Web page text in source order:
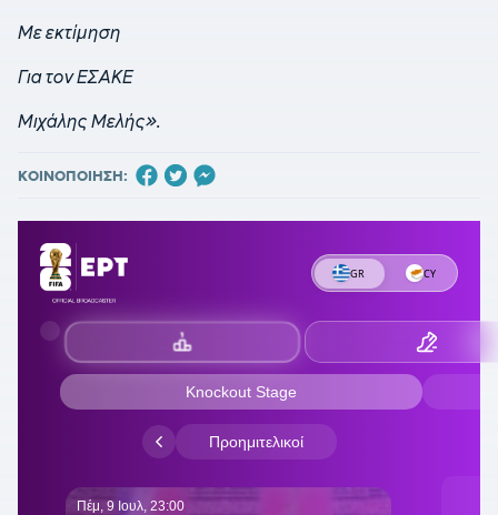
Με εκτίμηση
Για τον ΕΣΑΚΕ
Μιχάλης Μελής».
ΚΟΙΝΟΠΟΙΗΣΗ: